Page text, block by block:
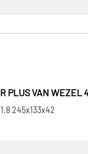
PLUS VAN WEZEL
245x133x42